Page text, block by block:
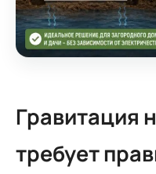
Гравитация
требует